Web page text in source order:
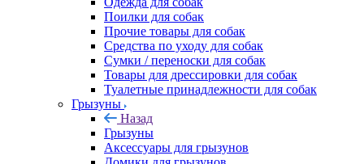
Поилки для собак
Прочие товары для собак
Средства по уходу для собак
Сумки / переноски для собак
Товары для дрессировки для собак
Туалетные принадлежности для собак
Грызуны
Назад
Грызуны
Аксессуары для грызунов